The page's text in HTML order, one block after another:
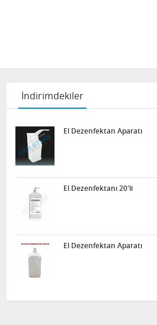
İndirimdekiler
El Dezenfektan Aparatı
El Dezenfektanı 20'li
El Dezenfektan Aparatı